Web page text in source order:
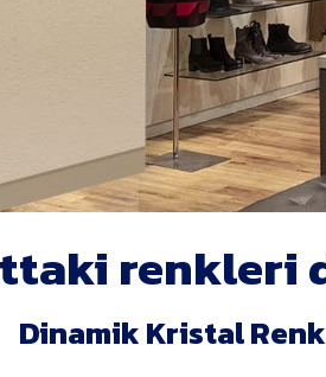
renkleri
Dinamik Kristal Renk